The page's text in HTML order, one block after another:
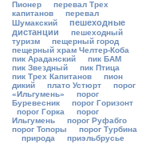
Пионер
перевал Трех
капитанов
перевал
Шумакский
пешеходные
дистанции
пешеходный
туризм
пещерный город
пещерный храм Челтер-Коба
пик Араданский
пик БАМ
пик Звездный
пик Птица
пик Трех Капитанов
пион
дикий
плато Устюрт
порог
«Ильгумень»
порог
Буревесник
порог Горизонт
порог Горка
порог
Ильгумень
порог Руфабго
порог Топоры
порог Турбина
природа
приэльбрусье